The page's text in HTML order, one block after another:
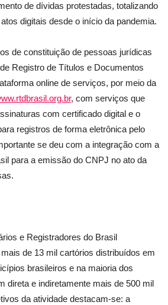
de dívidas protestadas, totalizando
digitais desde o início da pandemia.
de constituição de pessoas jurídicas
Registro de Títulos e Documentos
online de serviços, por meio da
, com serviços que
com certificado digital e o
registros de forma eletrônica pelo
se deu com a integração com a
para a emissão do CNPJ no ato da
e Registradores do Brasil
de 13 mil cartórios distribuídos em
brasileiros e na maioria dos
direta e indiretamente mais de 500 mil
da atividade destacam-se: a